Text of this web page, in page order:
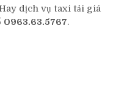
dịch vụ taxi tải giá
0963.63.5767.